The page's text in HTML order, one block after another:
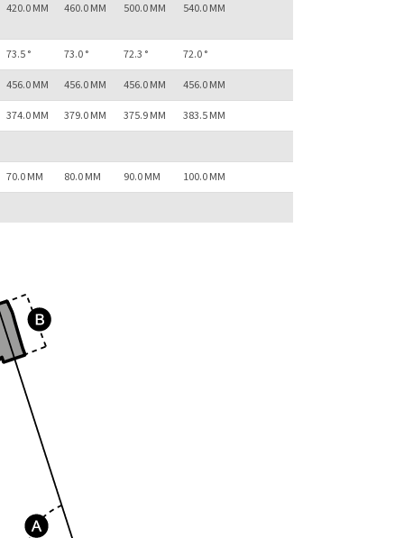
420.0 MM 460.0 MM 500.0 MM 540.0 MM
73.5 ° 73.0 ° 72.3 °
72.0 °
456.0 MM 456.0 MM 456.0 MM
456.0 MM
374.0 MM 379.0 MM 375.9 MM
383.5 MM
70.0 MM 80.0 MM 90.0 MM
100.0 MM